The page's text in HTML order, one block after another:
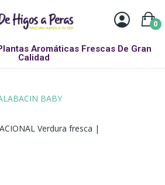
0
Aromáticas Frescas De Gran
Calidad
BABY